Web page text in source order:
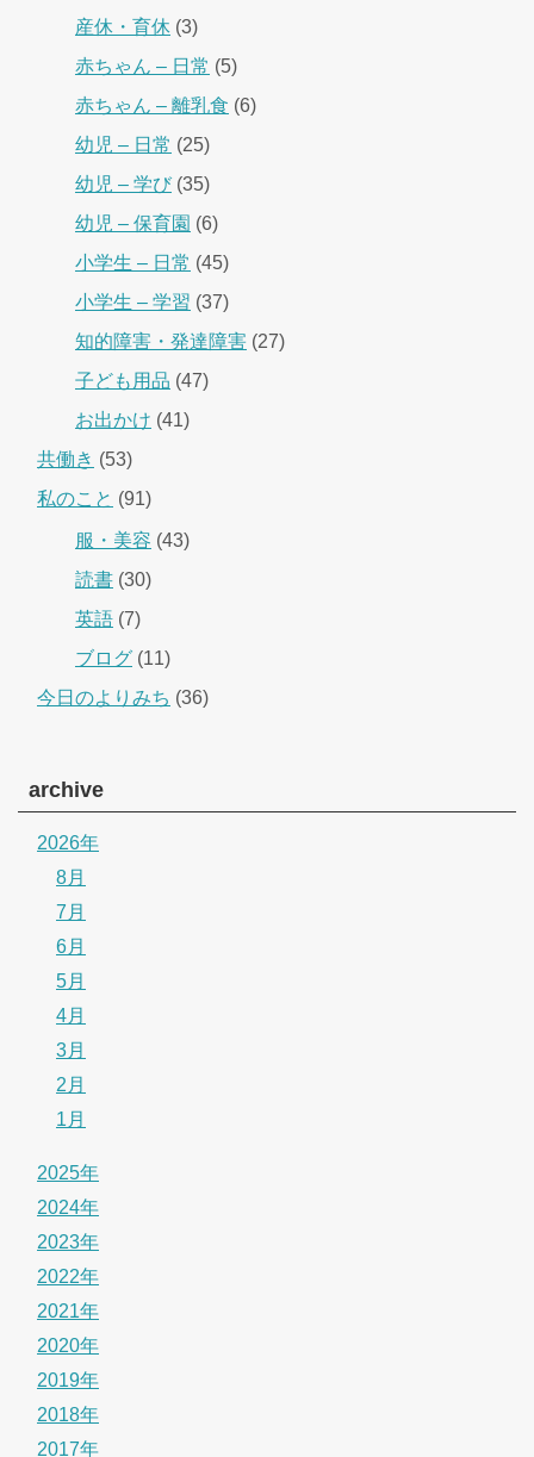
産休・育休 (3)
赤ちゃん – 日常 (5)
赤ちゃん – 離乳食 (6)
幼児 – 日常 (25)
幼児 – 学び(35)
幼児 – 保育園 (6)
小学生 – 日常 (45)
小学生 – 学習 (37)
知的障害・発達障害 (27)
子ども用品 (47)
お出かけ (41)
共働き (53)
私のこと (91)
服・美容 (43)
読書 (30)
英語 (7)
ブログ (11)
今日のよりみち (36)
archive
2026年
8月
7月
6月
5月
4月
3月
2月
1月
2025年
2024年
2023年
2022年
2021年
2020年
2019年
2018年
2017年